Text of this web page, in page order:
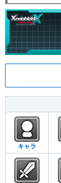
キャラ